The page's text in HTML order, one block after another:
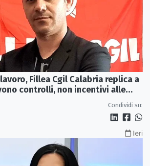
Fillea Cgil Calabria replica a
controlli, non incentivi alle
Condividi su:
Ieri